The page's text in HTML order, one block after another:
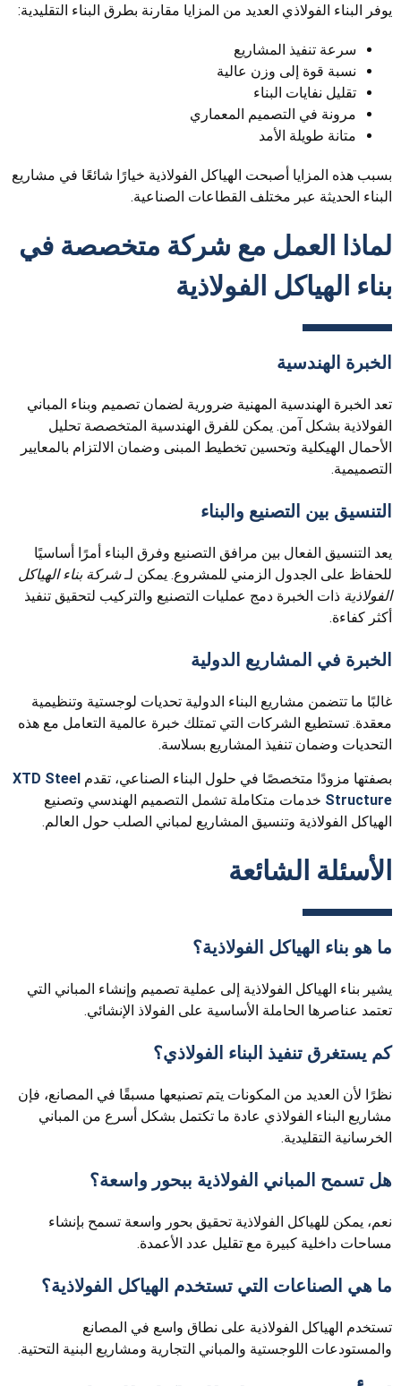
يوفر البناء الفولاذي العديد من المزايا مقارنة بطرق البناء التقليدية:
سرعة تنفيذ المشاريع
نسبة قوة إلى وزن عالية
تقليل نفايات البناء
مرونة في التصميم المعماري
متانة طويلة الأمد
بسبب هذه المزايا أصبحت الهياكل الفولاذية خيارًا شائعًا في مشاريع
البناء الحديثة عبر مختلف القطاعات الصناعية.
لماذا العمل مع شركة متخصصة في
بناء الهياكل الفولاذية
الخبرة الهندسية
تعد الخبرة الهندسية المهنية ضرورية لضمان تصميم وبناء المباني
الفولاذية بشكل آمن. يمكن للفرق الهندسية المتخصصة تحليل
الأحمال الهيكلية وتحسين تخطيط المبنى وضمان الالتزام بالمعايير
التصميمية.
التنسيق بين التصنيع والبناء
يعد التنسيق الفعال بين مرافق التصنيع وفرق البناء أمرًا أساسيًا
للحفاظ على الجدول الزمني للمشروع. يمكن لـشركة بناء الهياكل
الفولاذية ذات الخبرة دمج عمليات التصنيع والتركيب لتحقيق تنفيذ
أكثر كفاءة.
الخبرة في المشاريع الدولية
غالبًا ما تتضمن مشاريع البناء الدولية تحديات لوجستية وتنظيمية
معقدة. تستطيع الشركات التي تمتلك خبرة عالمية التعامل مع هذه
التحديات وضمان تنفيذ المشاريع بسلاسة.
بصفتها مزودًا متخصصًا في حلول البناء الصناعي، تقدم XTD Steel
Structure خدمات متكاملة تشمل التصميم الهندسي وتصنيع
الهياكل الفولاذية وتنسيق المشاريع لمباني الصلب حول العالم.
الأسئلة الشائعة
ما هو بناء الهياكل الفولاذية؟
يشير بناء الهياكل الفولاذية إلى عملية تصميم وإنشاء المباني التي
تعتمد عناصرها الحاملة الأساسية على الفولاذ الإنشائي.
كم يستغرق تنفيذ البناء الفولاذي؟
نظرًا لأن العديد من المكونات يتم تصنيعها مسبقًا في المصانع، فإن
مشاريع البناء الفولاذي عادة ما تكتمل بشكل أسرع من المباني
الخرسانية التقليدية.
هل تسمح المباني الفولاذية ببحور واسعة؟
نعم، يمكن للهياكل الفولاذية تحقيق بحور واسعة تسمح بإنشاء
مساحات داخلية كبيرة مع تقليل عدد الأعمدة.
ما هي الصناعات التي تستخدم الهياكل الفولاذية؟
تستخدم الهياكل الفولاذية على نطاق واسع في المصانع
والمستودعات اللوجستية والمباني التجارية ومشاريع البنية التحتية.